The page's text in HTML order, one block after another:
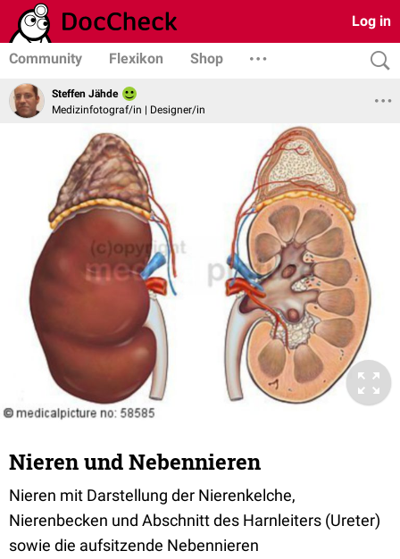
Log in
Community Flexikon Shop
Steffen Jähde
Medizinfotograf/in | Designer/in
Nieren und Nebennieren
Nieren mit Darstellung der Nierenkelche,
Nierenbecken und Abschnitt des Harnleiters (Ureter)
sowie die aufsitzende Nebennieren